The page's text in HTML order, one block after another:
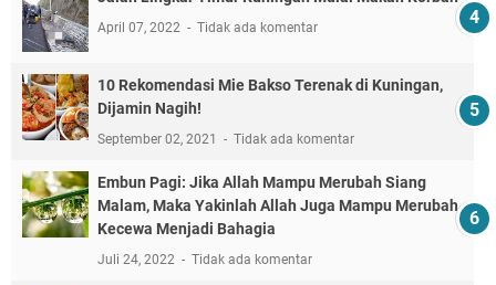
April 07, 2022 Tidak ada komentar
10 Rekomendasi Mie Bakso Terenak di Kuningan,
Dijamin Nagih!
September 02, 2021 Tidak ada komentar
Embun Pagi: Jika Allah Mampu Merubah Siang
Malam, Maka Yakinlah Allah Juga Mampu Merubah
Kecewa Menjadi Bahagia
Juli 24, 2022 Tidak ada komentar